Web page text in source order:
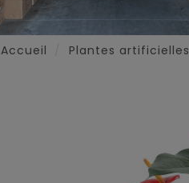
Accueil Plantes artificielles